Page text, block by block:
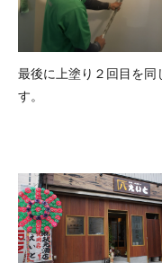
最後に上塗り２回目を同
す。